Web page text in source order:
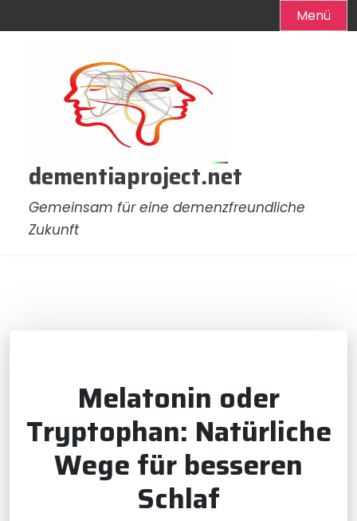
Menü
dementiaproject.net
Gemeinsam für eine demenzfreundliche
Zukunft
Melatonin oder
Tryptophan: Natürliche
Wege für besseren
Schlaf